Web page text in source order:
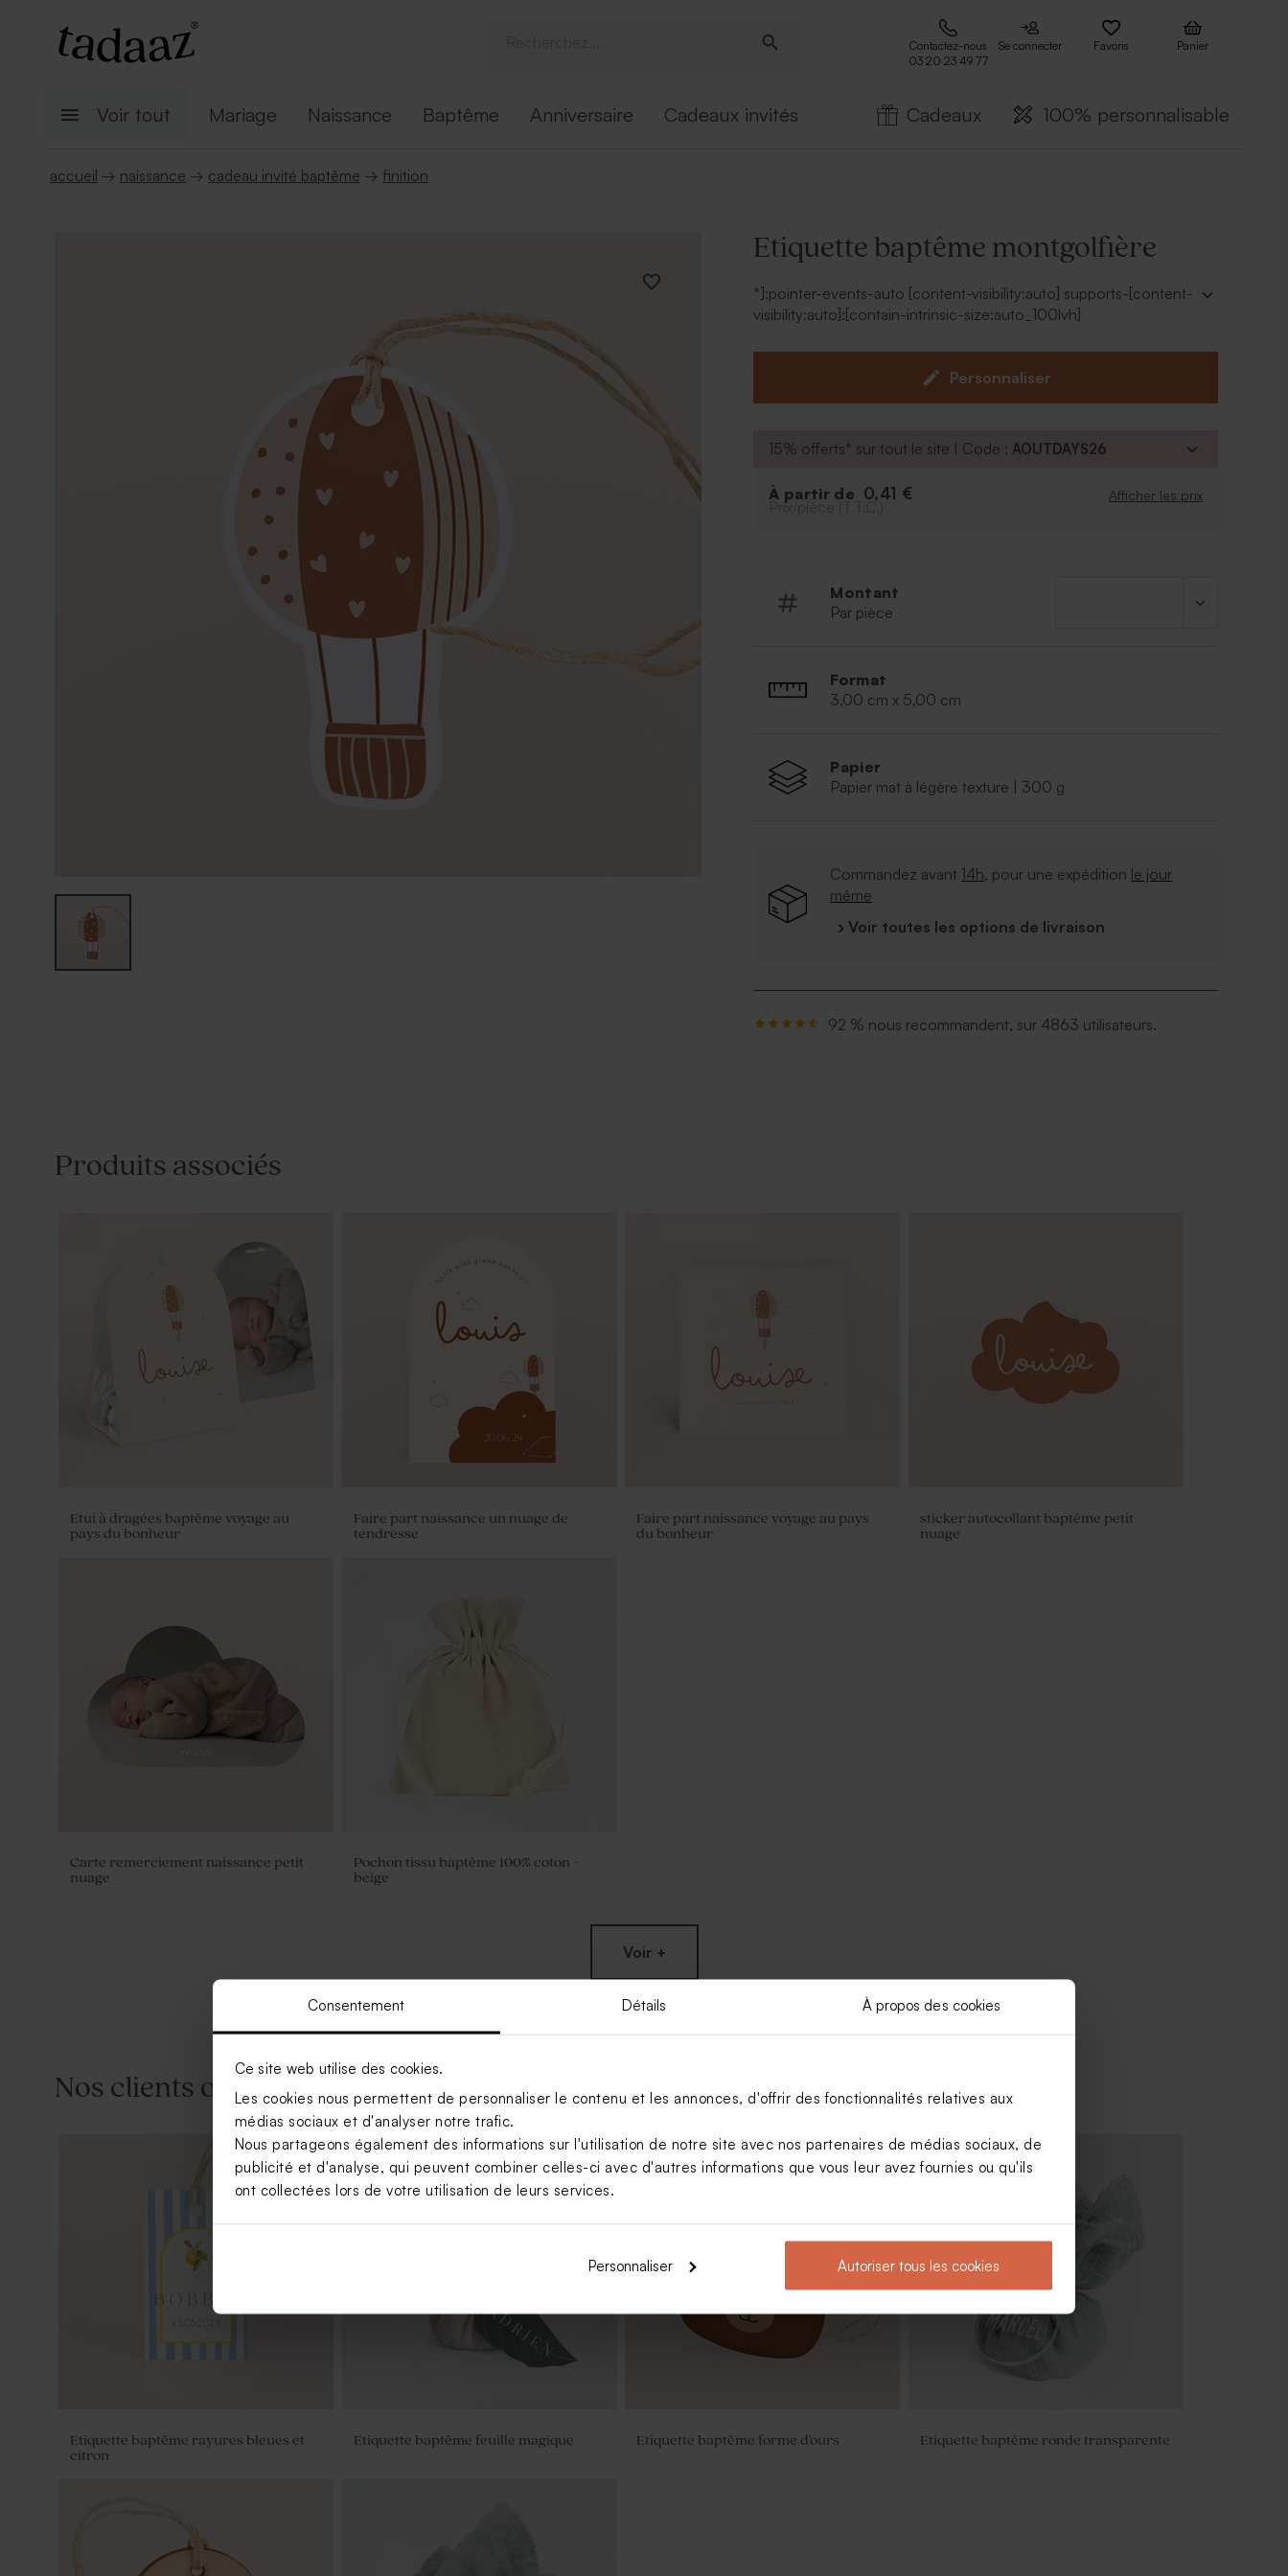
Consentement Détails À propos des cookies
Ce site web utilise des cookies.
Les cookies nous permettent de personnaliser le contenu et les annonces, d'offrir des fonctionnalités relatives aux
médias sociaux et d'analyser notre trafic.
Nous partageons également des informations sur l'utilisation de notre site avec nos partenaires de médias sociaux, de
publicité et d'analyse, qui peuvent combiner celles-ci avec d'autres informations que vous leur avez fournies ou qu'ils
ont collectées lors de votre utilisation de leurs services.
Personnaliser Autoriser tous les cookies
Contactez-nous
03 20 23 49 77
Se connecter Favoris Panier
Voir tout Mariage Naissance Baptême Anniversaire Cadeaux invités Cadeaux 100% personnalisable
accueil → naissance → cadeau invité baptême → finition
Etiquette baptême montgolfière
*]:pointer-events-auto [content-visibility:auto] supports-[content-
visibility:auto]:[contain-intrinsic-size:auto_100lvh]
area-inset-bottom,0px)+var(--thread-response-height))] scroll-
mt-[calc(var(--header-height)+min(200px,max(70px,20svh)))]"
data-turn="assistant" data-scroll-anchor="false" data-
WEB:ee86d758-a29a-4f64-bb3c-641edb21f201-22">
habiller vos cadeaux d’invités de baptême. Son design poétique
apporte une touche de douceur et d’évasion à vos attentions. Un
Personnaliser
15% offerts* sur tout le site | Code :AOUTDAYS26
À partir de 0,41 € Afficher les prix
Prix/pièce (T.T.C.)
Montant
Par pièce
Format
3,00 cm x 5,00 cm
Papier
Papier mat à légère texture | 300 g
Commandez avant 14h, pour une expédition le jour
même
› Voir toutes les options de livraison
92 % nous recommandent, sur 4863 utilisateurs.
Produits associés
Etui à dragées baptême voyage au
pays du bonheur
Faire part naissance un nuage de
tendresse
Faire part naissance voyage au pays
du bonheur
sticker autocollant baptême petit
nuage
Carte remerciement naissance petit
nuage
Pochon tissu baptême 100% coton -
beige
Contenant dragées baptême tissu
noeud avec gravure
Voir +
Nos clients ont aussi aimé...
Etiquette baptême rayures bleues et
citron
Etiquette baptême feuille magique Etiquette baptême forme d'ours Etiquette baptême ronde transparente